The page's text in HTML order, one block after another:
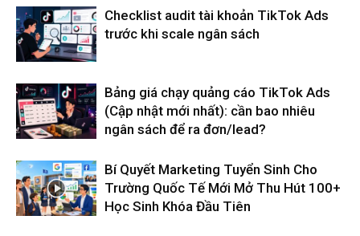
Checklist audit tài khoản TikTok Ads
trước khi scale ngân sách
Bảng giá chạy quảng cáo TikTok Ads
(Cập nhật mới nhất): cần bao nhiêu
ngân sách để ra đơn/lead?
Bí Quyết Marketing Tuyển Sinh Cho
Trường Quốc Tế Mới Mở Thu Hút 100+
Học Sinh Khóa Đầu Tiên